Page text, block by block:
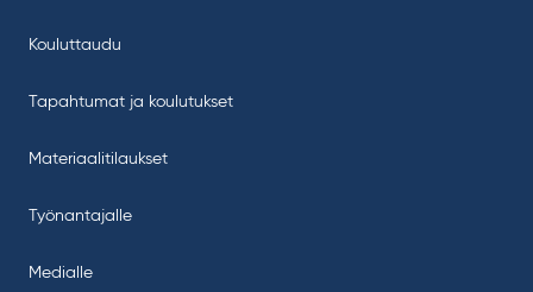
Kouluttaudu
Tapahtumat ja koulutukset
Materiaalitilaukset
Työnantajalle
Medialle